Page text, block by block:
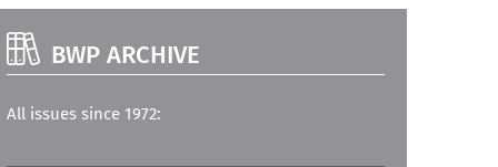
BWP ARCHIVE
All issues since 1972: